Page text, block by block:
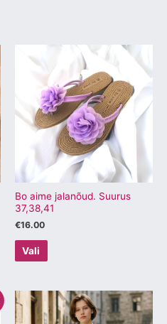
Bo aime jalanõud. Suurus
37,38,41
€16.00
Vali
on
mitu
varianti.
Valikuid
saab
tootelehel.
Sellel
tootel